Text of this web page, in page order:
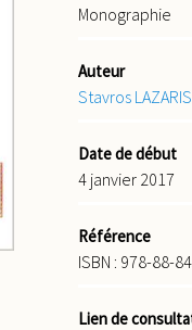
Monographie
Auteur
Stavros LAZARIS
Date de début
4 janvier 2017
Référence
ISBN : 978-88-
Lien de